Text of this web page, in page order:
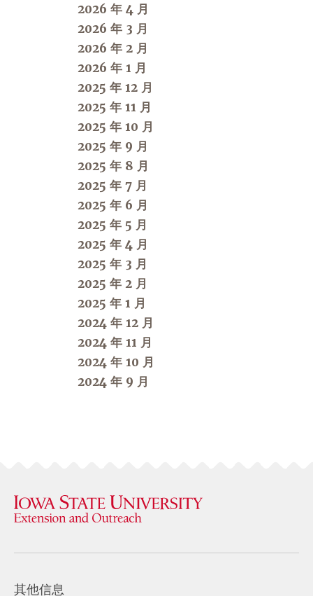
2026 年 4 月
2026 年 3 月
2026 年 2 月
2026 年 1 月
2025 年 12 月
2025 年 11 月
2025 年 10 月
2025 年 9 月
2025 年 8 月
2025 年 7 月
2025 年 6 月
2025 年 5 月
2025 年 4 月
2025 年 3 月
2025 年 2 月
2025 年 1 月
2024 年 12 月
2024 年 11 月
2024 年 10 月
2024 年 9 月
其他信息